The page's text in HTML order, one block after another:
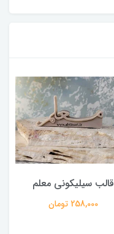
قالب سیلیکونی معلم
258,000 تومان